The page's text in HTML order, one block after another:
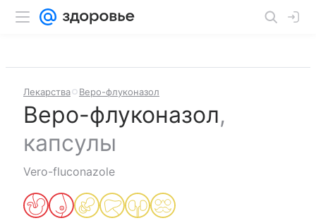
Лекарства Веро-флуконазол
Веро-флуконазол,
капсулы
Vero-fluconazole